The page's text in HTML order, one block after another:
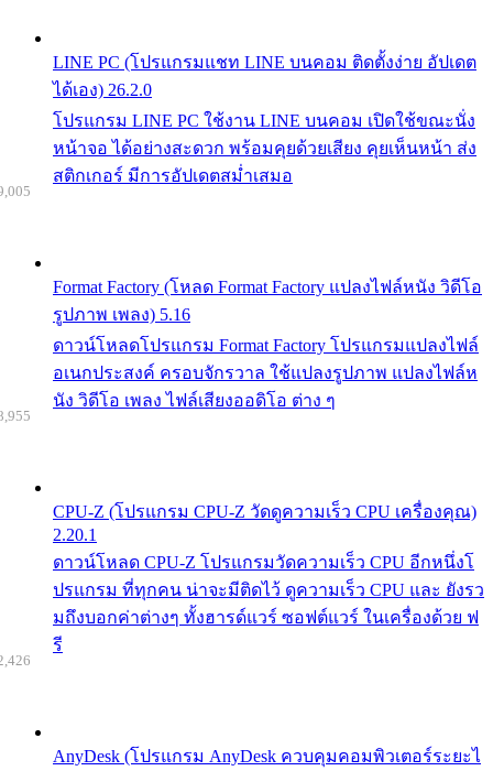
LINE PC (โปรแกรมแชท LINE บนคอม ติดตั้งง่าย อัปเดต
ได้เอง) 26.2.0
โปรแกรม LINE PC ใช้งาน LINE บนคอม เปิดใช้ขณะนั่ง
หน้าจอ ได้อย่างสะดวก พร้อมคุยด้วยเสียง คุยเห็นหน้า ส่ง
สติกเกอร์ มีการอัปเดตสม่ำเสมอ
Format Factory (โหลด Format Factory แปลงไฟล์หนัง วิดีโอ
รูปภาพ เพลง) 5.16
ดาวน์โหลดโปรแกรม Format Factory โปรแกรมแปลงไฟล์
อเนกประสงค์ ครอบจักรวาล ใช้แปลงรูปภาพ แปลงไฟล์ห
นัง วิดีโอ เพลง ไฟล์เสียงออดิโอ ต่าง ๆ
CPU-Z (โปรแกรม CPU-Z วัดดูความเร็ว CPU เครื่องคุณ)
2.20.1
ดาวน์โหลด CPU-Z โปรแกรมวัดความเร็ว CPU อีกหนึ่งโ
ปรแกรม ที่ทุกคน น่าจะมีติดไว้ ดูความเร็ว CPU และ ยังรว
มถึงบอกค่าต่างๆ ทั้งฮารด์แวร์ ซอฟต์แวร์ ในเครื่องด้วย ฟ
รี
AnyDesk (โปรแกรม AnyDesk ควบคุมคอมพิวเตอร์ระยะไ